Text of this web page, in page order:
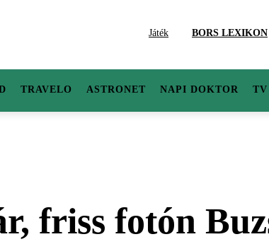
Játék BORS LEXIKON
TRAVELO ASTRONET NAPI DOKTOR TV
friss fotón